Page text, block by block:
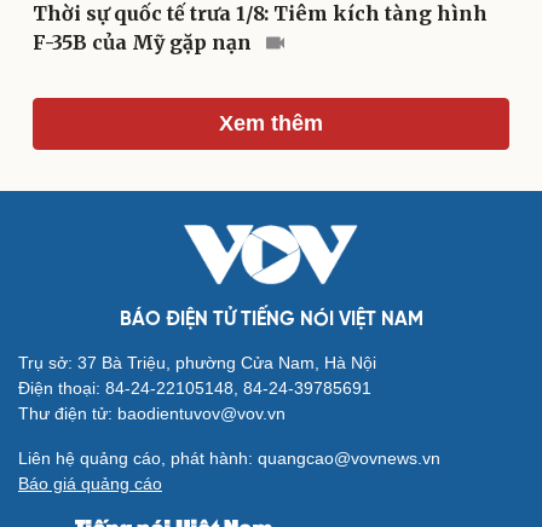
Săn Tour
Đọc truyện đêm khuya
Kể chuyện cho bé
Hạt giống tâm hồn
Thời sự quốc tế trưa 1/8: Tiêm kích tàng hình
F-35B của Mỹ gặp nạn
Xem thêm
BÁO ĐIỆN TỬ TIẾNG NÓI VIỆT NAM
Trụ sở: 37 Bà Triệu, phường Cửa Nam, Hà Nội
Điện thoại: 84-24-22105148, 84-24-39785691
Thư điện tử: baodientuvov@vov.vn
Liên hệ quảng cáo, phát hành: quangcao@vovnews.vn
Báo giá quảng cáo